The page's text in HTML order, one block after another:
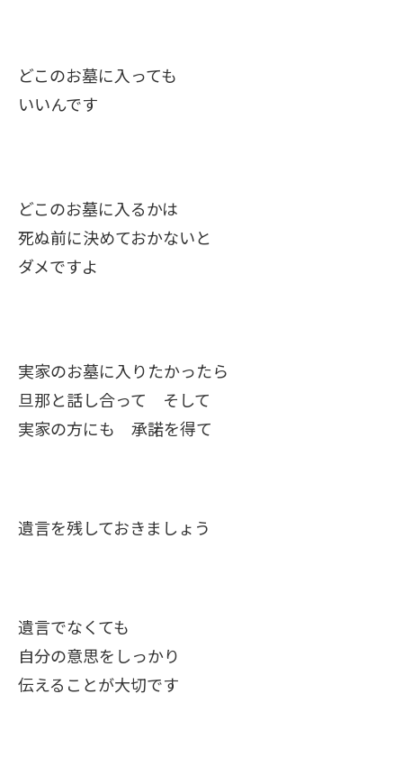
どこのお墓に入っても
いいんです
どこのお墓に入るかは
死ぬ前に決めておかないと
ダメですよ
実家のお墓に入りたかったら
旦那と話し合って そして
実家の方にも 承諾を得て
遺言を残しておきましょう
遺言でなくても
自分の意思をしっかり
伝えることが大切です